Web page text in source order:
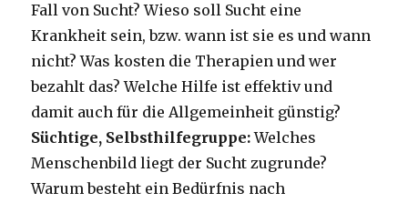
Fall von Sucht? Wieso soll Sucht eine
Krankheit sein, bzw. wann ist sie es und wann
nicht? Was kosten die Therapien und wer
bezahlt das? Welche Hilfe ist effektiv und
damit auch für die Allgemeinheit günstig?
Süchtige, Selbsthilfegruppe:Welches
Menschenbild liegt der Sucht zugrunde?
Warum besteht ein Bedürfnis nach